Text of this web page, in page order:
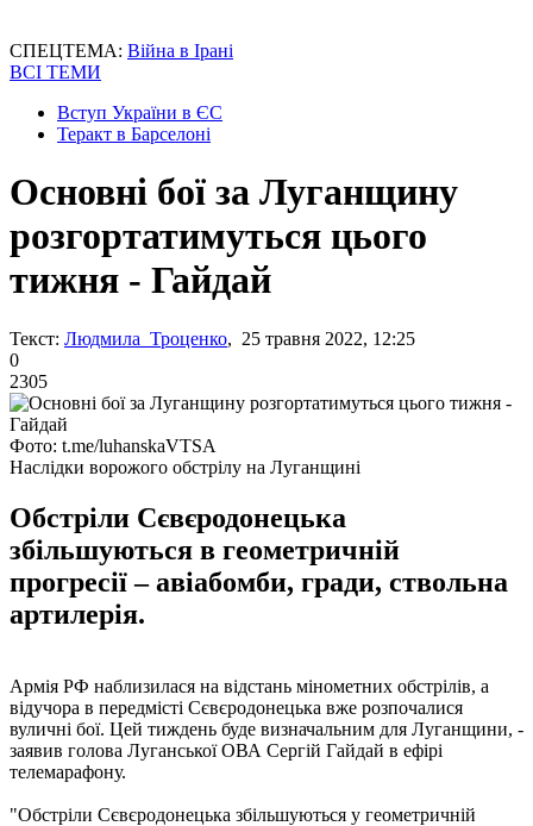
СПЕЦТЕМА: Війна в Ірані
ВСІ ТЕМИ
Вступ України в ЄС
Теракт в Барселоні
Основні бої за Луганщину
розгортатимуться цього
тижня - Гайдай
Текст: Людмила Троценко, 25 травня 2022, 12:25
0
2305
Фото: t.me/luhanskaVTSA
Наслідки ворожого обстрілу на Луганщині
Обстріли Сєвєродонецька
збільшуються в геометричній
прогресії – авіабомби, гради, ствольна
артилерія.
Армія РФ наблизилася на відстань мінометних обстрілів, а
відучора в передмісті Сєвєродонецька вже розпочалися
вуличні бої. Цей тиждень буде визначальним для Луганщини, -
заявив голова Луганської ОВА Сергій Гайдай в ефірі
телемарафону.
"Обстріли Сєвєродонецька збільшуються у геометричній